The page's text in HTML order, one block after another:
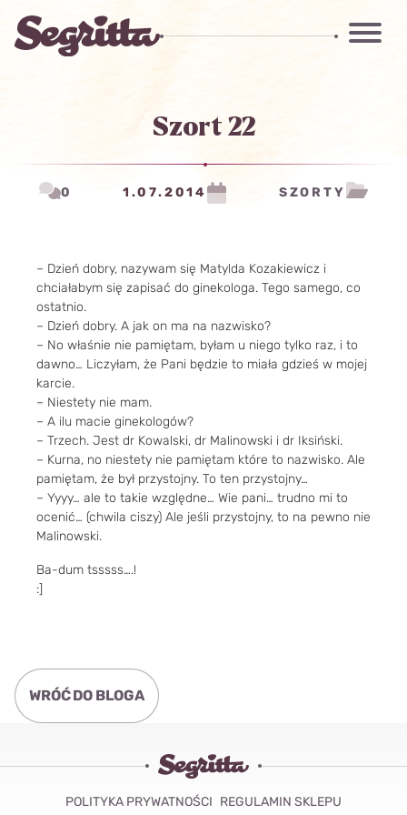
Szort 22
0 1.07.2014 SZORTY
– Dzień dobry, nazywam się Matylda Kozakiewicz i
chciałabym się zapisać do ginekologa. Tego samego, co
ostatnio.
– Dzień dobry. A jak on ma na nazwisko?
– No właśnie nie pamiętam, byłam u niego tylko raz, i to
dawno… Liczyłam, że Pani będzie to miała gdzieś w mojej
karcie.
– Niestety nie mam.
– A ilu macie ginekologów?
– Trzech. Jest dr Kowalski, dr Malinowski i dr Iksiński.
– Kurna, no niestety nie pamiętam które to nazwisko. Ale
pamiętam, że był przystojny. To ten przystojny…
– Yyyy… ale to takie względne… Wie pani… trudno mi to
ocenić… (chwila ciszy) Ale jeśli przystojny, to na pewno nie
Malinowski.
Ba-dum tsssss….!
:]
WRÓĆ DO BLOGA
POLITYKA PRYWATNOŚCI REGULAMIN SKLEPU